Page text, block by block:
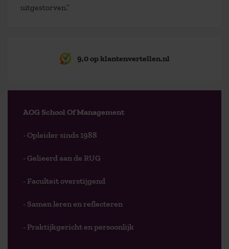
uitgestorven.”
9,0 op klantenvertellen.nl
AOG School Of Management
- Opleider sinds 1988
- Gelieerd aan de RUG
- Faculteit overstijgend
- Samen leren en reflecteren
- Praktijkgericht en persoonlijk